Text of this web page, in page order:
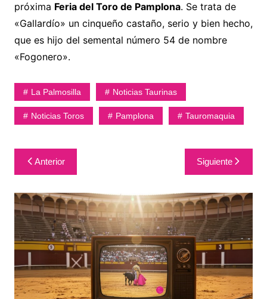
próxima Feria del Toro de Pamplona. Se trata de
«Gallardío» un cinqueño castaño, serio y bien hecho,
que es hijo del semental número 54 de nombre
«Fogonero».
La Palmosilla Noticias Taurinas
Noticias Toros Pamplona Tauromaquia
Navegación
de
entradas
Anterior Siguiente